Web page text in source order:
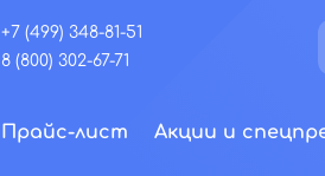
+7 (499) 348-81-51
8 (800) 302-67-71
Прайс-лист Акции и